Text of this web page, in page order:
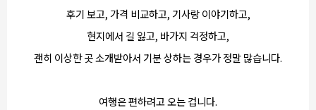
후기 보고, 가격 비교하고, 기사랑 이야기하고,
현지에서 길 잃고, 바가지 걱정하고,
괜히 이상한 곳 소개받아서 기분 상하는 경우가 정말 많습니다.
여행은 편하려고 오는 겁니다.